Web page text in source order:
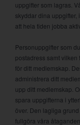
uppgifter som lagras.
skyddar dina
att hela tiden jobba
Personuppgifter som
postadress samt
för ditt medlemskap.
administrera ditt
upp ditt medlemskap.
spara uppgifterna i
över. Den lagliga
fullgöra våra